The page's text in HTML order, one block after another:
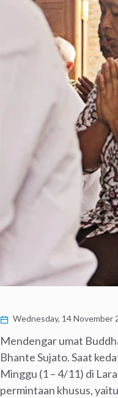
Wednesday, 14 November
Mendengar umat
Bhante Sujato. Saat
Minggu (1 – 4/11) di
permintaan khusus,